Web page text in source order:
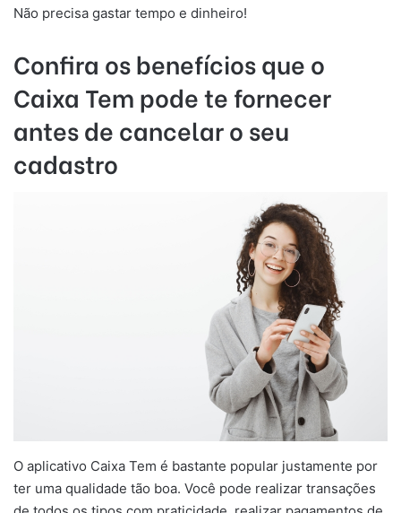
Não precisa gastar tempo e dinheiro!
Confira os benefícios que o
Caixa Tem pode te fornecer
antes de cancelar o seu
cadastro
O aplicativo Caixa Tem é bastante popular justamente por
ter uma qualidade tão boa. Você pode realizar transações